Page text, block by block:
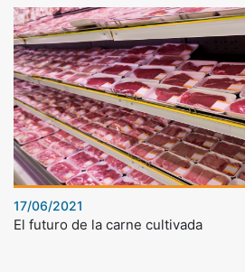
17/06/2021
El futuro de la carne cultivada